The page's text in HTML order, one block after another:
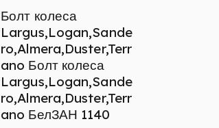
Болт колеса
Largus,Logan,Sande
ro,Almera,Duster,Terr
ano Болт колеса
Largus,Logan,Sande
ro,Almera,Duster,Terr
ano БелЗАН 1140